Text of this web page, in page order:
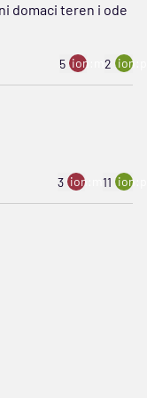
domaci teren i ode
5 ion:minus
2
3 ion:minus
11